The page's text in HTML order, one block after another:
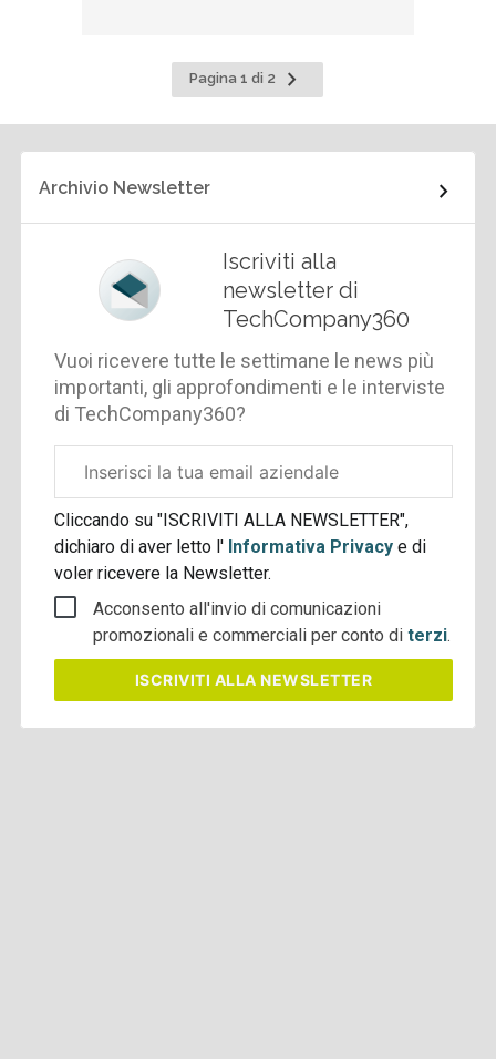
Pagina 1 di 2
Pagina
successiva
Archivio Newsletter
Iscriviti alla
newsletter di
TechCompany360
Vuoi ricevere tutte le settimane le news più
importanti, gli approfondimenti e le interviste
di TechCompany360?
aziendale
Cliccando su "ISCRIVITI ALLA NEWSLETTER",
dichiaro di aver letto l' Informativa Privacye di
voler ricevere la Newsletter.
Acconsento all'invio di comunicazioni
promozionali e commerciali per conto diterzi.
ISCRIVITI ALLA NEWSLETTER